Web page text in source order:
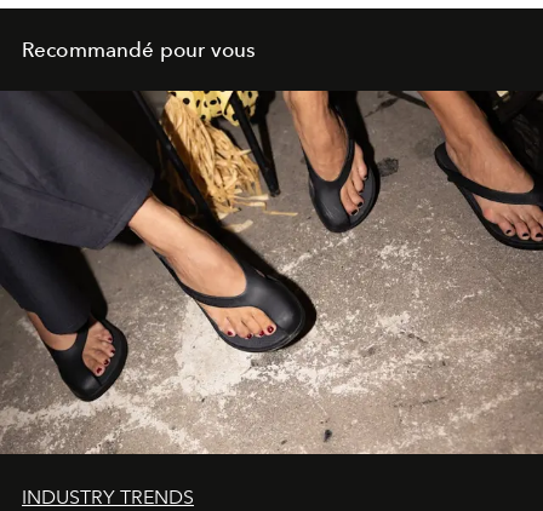
Recommandé pour vous
INDUSTRY TRENDS